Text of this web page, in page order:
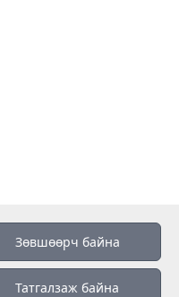
Зөвшөөрч байна
Татгалзаж байна